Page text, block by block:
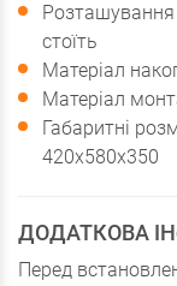
стоїть
Матеріал
Матеріал
Габаритні
420х580х350
ДОДАТКОВА
Перед